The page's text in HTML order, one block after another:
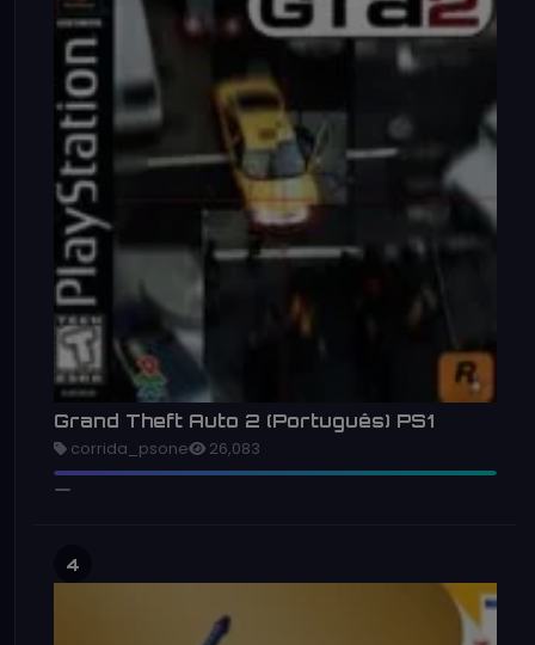
Grand Theft Auto 2 (Português) PS1
corrida_psone 26,083
4